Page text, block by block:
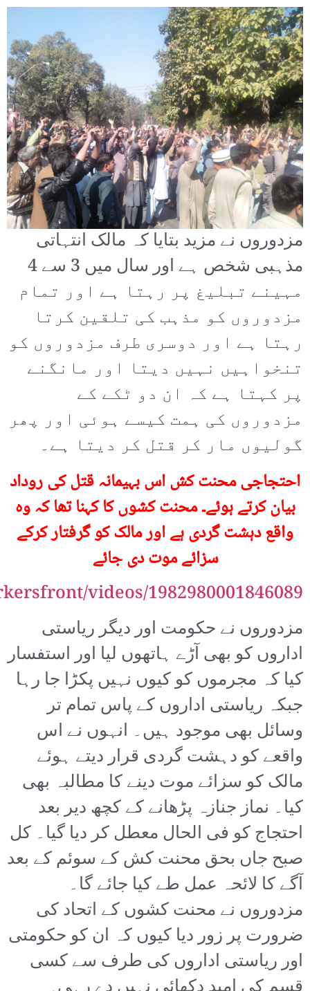
مزدوروں نے مزید بتایا کہ مالک انتہاتی
مذہبی شخص ہے اور سال میں 3 سے 4
مہینے تبلیغ پر رہتا ہے اور تمام
مزدوروں کو مذہب کی تلقین کرتا
رہتا ہے اور دوسری طرف مزدوروں کو
تنخواہیں نہیں دیتا اور مانگنے
پر کہتا ہے کہ ان دو ٹکے کے
مزدوروں کی ہمت کیسے ہوئی اور پھر
گولیوں مار کر قتل کر دیتا ہے۔
احتجاجی محنت کش اس بہیمانہ قتل کی روداد
بیان کرتے ہوئے۔ محنت کشوں کا کہنا تھا کہ وہ
واقع دہشت گردی ہے اور مالک کو گرفتار کرکے
سزائے موت دی جائے
videos/1982980001846089/
مزدوروں نے حکومت اور دیگر ریاستی
اداروں کو بھی آڑے ہاتھوں لیا اور استفسار
کیا کہ مجرموں کو کیوں نہیں پکڑا جا رہا
جبکہ ریاستی اداروں کے پاس تمام تر
وسائل بھی موجود ہیں۔ انہوں نے اس
واقعے کو دہشت گردی قرار دیتے ہوئے
مالک کو سزائے موت دینے کا مطالبہ بھی
کیا۔ نماز جنازہ پڑھانے کے کچھ دیر بعد
احتجاج کو فی الحال معطل کر دیا گیا۔ کل
صبح جاں بحق محنت کش کے سوئم کے بعد
آگے کا لائحہ عمل طے کیا جائے گا۔
مزدوروں نے محنت کشوں کے اتحاد کی
ضرورت پر زور دیا کیوں کہ ان کو حکومتی
اور ریاستی اداروں کی طرف سے کسی